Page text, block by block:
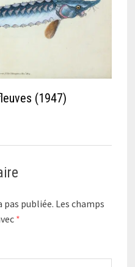
(1947)
pas publiée. Les champs
*